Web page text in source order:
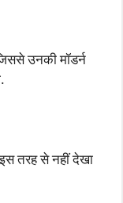
उनकी मॉडर्न
तरह से नहीं देखा